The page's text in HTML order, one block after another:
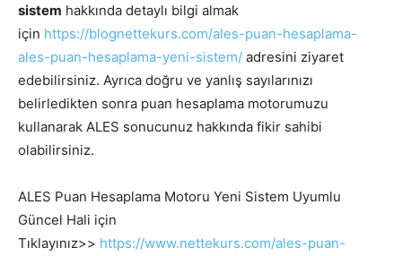
sistem hakkında detaylı bilgi almak
için https://blognettekurs.com/ales-puan-hesaplama-
ales-puan-hesaplama-yeni-sistem/ adresini ziyaret
edebilirsiniz. Ayrıca doğru ve yanlış sayılarınızı
belirledikten sonra puan hesaplama motorumuzu
kullanarak ALES sonucunuz hakkında fikir sahibi
olabilirsiniz.
ALES Puan Hesaplama Motoru Yeni Sistem Uyumlu
Güncel Hali için
Tıklayınız>> https://www.nettekurs.com/ales-puan-